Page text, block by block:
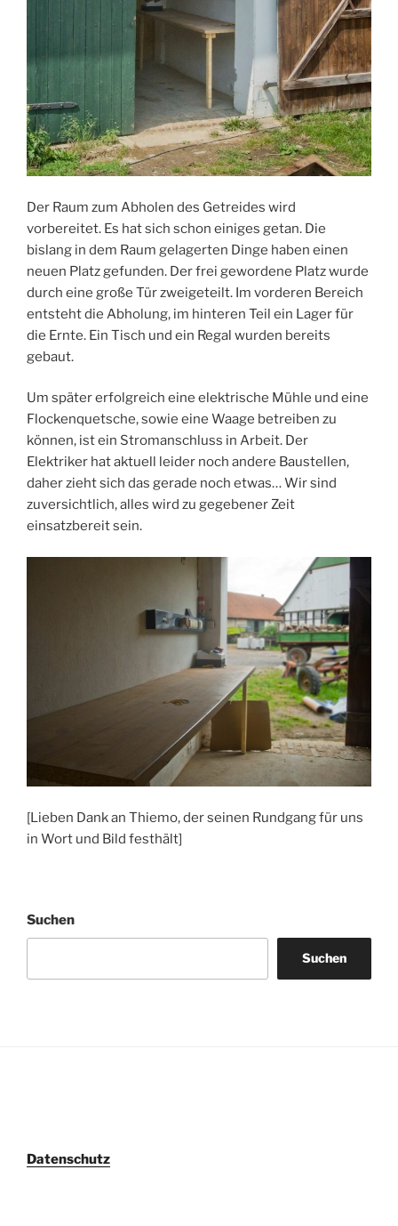
Der Raum zum Abholen des Getreides wird
vorbereitet. Es hat sich schon einiges getan. Die
bislang in dem Raum gelagerten Dinge haben einen
neuen Platz gefunden. Der frei gewordene Platz wurde
durch eine große Tür zweigeteilt. Im vorderen Bereich
entsteht die Abholung, im hinteren Teil ein Lager für
die Ernte. Ein Tisch und ein Regal wurden bereits
gebaut.
Um später erfolgreich eine elektrische Mühle und eine
Flockenquetsche, sowie eine Waage betreiben zu
können, ist ein Stromanschluss in Arbeit. Der
Elektriker hat aktuell leider noch andere Baustellen,
daher zieht sich das gerade noch etwas… Wir sind
zuversichtlich, alles wird zu gegebener Zeit
einsatzbereit sein.
[Lieben Dank an Thiemo, der seinen Rundgang für uns
in Wort und Bild festhält]
Suchen
Suchen
Datenschutz